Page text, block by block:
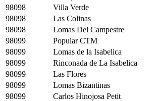
98098
Villa Verde
98098
Las Colinas
98098
Lomas Del Campestre
98099
Popular CTM
98099
Lomas de la Isabelica
98099
Rinconada de La Isabelica
98099
Las Flores
98099
Lomas Bizantinas
98099
Carlos Hinojosa Petit